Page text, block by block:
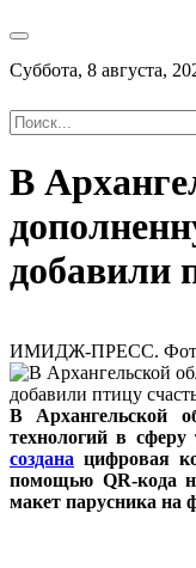
Суббота, 8 августа,
В
добавили
ИМИДЖ-ПРЕСС. Фото
В Архангельской
технологий в
создана цифровая
помощью QR-кода
макет парусника на